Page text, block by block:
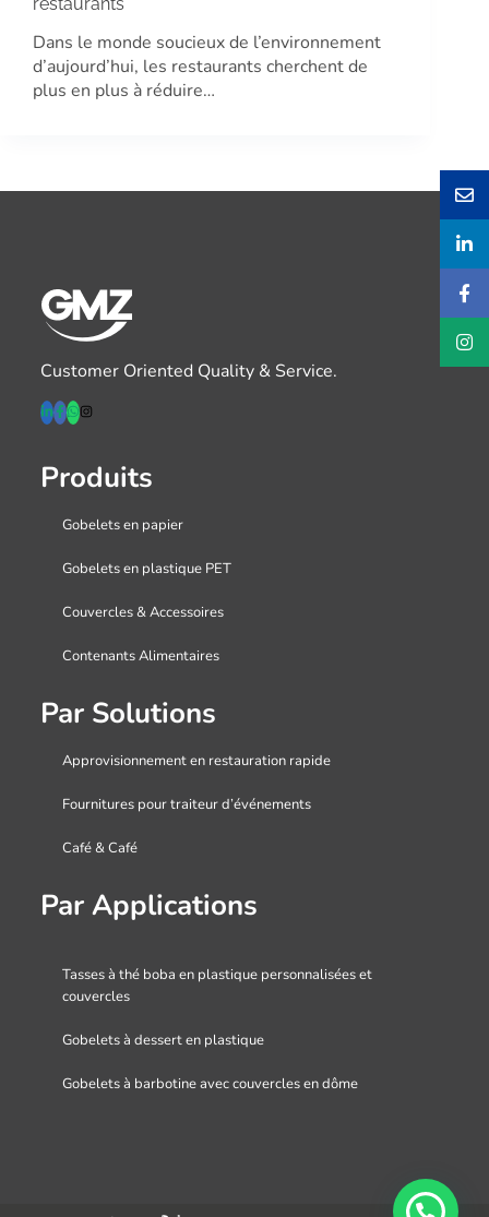
Dans le monde soucieux de l’environnement
d’aujourd’hui, les restaurants cherchent de
plus en plus à réduire…
Customer Oriented Quality & Service.
Produits
Gobelets en papier
Gobelets en plastique PET
Couvercles & Accessoires
Contenants Alimentaires
Par Solutions
Approvisionnement en restauration rapide
Fournitures pour traiteur d’événements
Café & Café
Par Applications
Tasses à thé boba en plastique personnalisées et
couvercles
Gobelets à dessert en plastique
Gobelets à barbotine avec couvercles en dôme